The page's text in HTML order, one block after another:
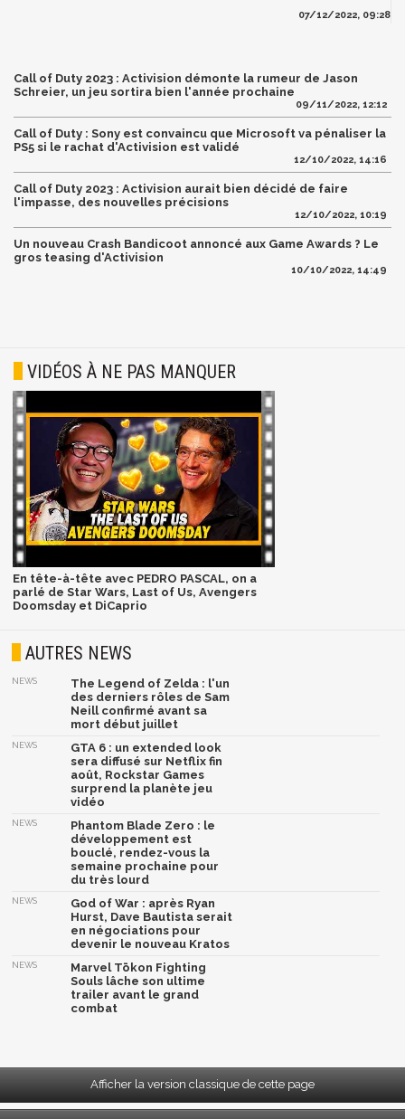
07/12/2022, 09:28
Call of Duty 2023 : Activision démonte la rumeur de Jason
Schreier, un jeu sortira bien l'année prochaine
09/11/2022, 12:12
Call of Duty : Sony est convaincu que Microsoft va pénaliser la
PS5 si le rachat d'Activision est validé
12/10/2022, 14:16
Call of Duty 2023 : Activision aurait bien décidé de faire
l'impasse, des nouvelles précisions
12/10/2022, 10:19
Un nouveau Crash Bandicoot annoncé aux Game Awards ? Le
gros teasing d'Activision
10/10/2022, 14:49
VIDÉOS À NE PAS MANQUER
En tête-à-tête avec PEDRO PASCAL, on a
parlé de Star Wars, Last of Us, Avengers
Doomsday et DiCaprio
AUTRES NEWS
NEWS
The Legend of Zelda : l'un
des derniers rôles de Sam
Neill confirmé avant sa
mort début juillet
NEWS
GTA 6 : un extended look
sera diffusé sur Netflix fin
août, Rockstar Games
surprend la planète jeu
vidéo
NEWS
Phantom Blade Zero : le
développement est
bouclé, rendez-vous la
semaine prochaine pour
du très lourd
NEWS
God of War : après Ryan
Hurst, Dave Bautista serait
en négociations pour
devenir le nouveau Kratos
NEWS
Marvel Tōkon Fighting
Souls lâche son ultime
trailer avant le grand
combat
Afficher la version classique de cette page